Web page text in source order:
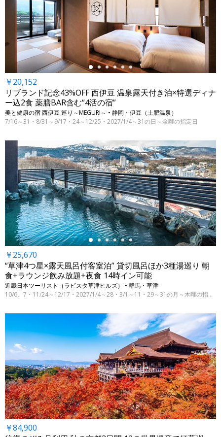
←
￥20,152
リブランド記念43%OFF 西伊豆 温泉露天付き泊×特選ディナ
ー込2食 薬膳BAR含む“4活の宿”
美と健康の宿 西伊豆 巡り～MEGURI～ • 静岡・伊豆（土肥温泉）
7/16～31・8/31～9/17・24～12/25・2027/1/4～31の日～金曜の指定日
←
￥25,670
“草津4つ星×露天風呂付客室泊” 貸切風呂ほか3種湯巡り 朝
食+ラウンジ飲み放題+夜食 14時イン可能
近畿日本ツーリスト（ラビスタ草津ヒルズ） • 群馬・草津
10/6、7・11/24～12/17・2027/1/4～28・3/1～11・29～31の月～木曜の指定日
￥84,900